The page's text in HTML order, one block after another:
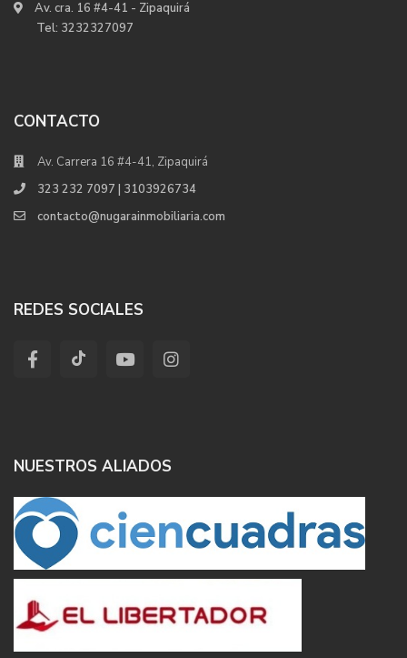
Av. cra. 16 #4-41 - Zipaquirá
Tel: 3232327097
CONTACTO
Av. Carrera 16 #4-41, Zipaquirá
323 232 7097 | 3103926734
contacto@nugarainmobiliaria.com
REDES SOCIALES
NUESTROS ALIADOS